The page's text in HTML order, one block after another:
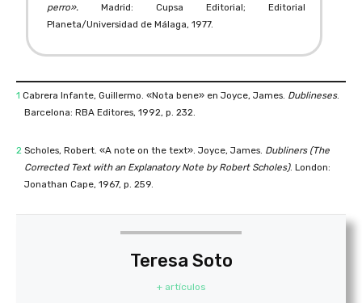
perro». Madrid: Cupsa Editorial; Editorial
Planeta/Universidad de Málaga, 1977.
1 Cabrera Infante, Guillermo. «Nota bene» en Joyce, James. Dublineses.
Barcelona: RBA Editores, 1992, p. 232.
2 Scholes, Robert. «A note on the text». Joyce, James. Dubliners (The
Corrected Text with an Explanatory Note by Robert Scholes). London:
Jonathan Cape, 1967, p. 259.
Teresa Soto
+ artículos